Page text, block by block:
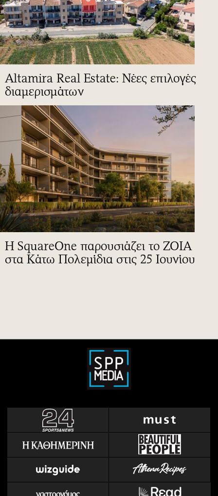
Altamira Real Estate: Νέες επιλογές
διαμερισμάτων
Η SquareOne παρουσιάζει το ZOIA
στα Κάτω Πολεμίδια στις 25 Ιουνίου